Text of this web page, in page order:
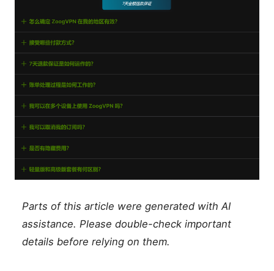
Parts of this article were generated with AI
assistance. Please double-check important
details before relying on them.